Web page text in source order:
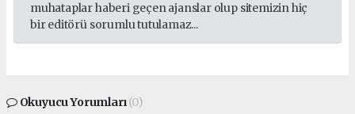
muhataplar haberi geçen ajanslar olup sitemizin hiç
bir editörü sorumlu tutulamaz...
Okuyucu Yorumları(0)